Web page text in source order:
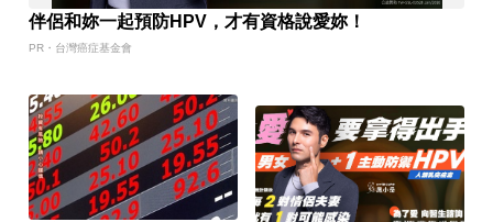
伴侶和妳一起預防HPV，才有資格說愛妳！
PR・台灣癌症基金會